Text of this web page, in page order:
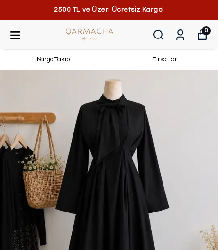
2500 TL ve Üzeri Ücretsiz Kargo!
0
Kargo Takip Fırsatlar